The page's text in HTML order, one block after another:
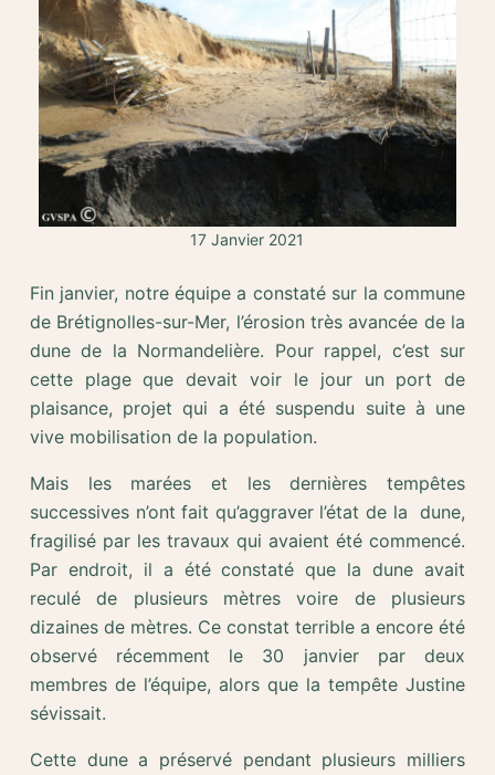
17 Janvier 2021
Fin janvier, notre équipe a constaté sur la commune
de Brétignolles-sur-Mer, l’érosion très avancée de la
dune de la Normandelière. Pour rappel, c’est sur
cette plage que devait voir le jour un port de
plaisance, projet qui a été suspendu suite à une
vive mobilisation de la population.
Mais les marées et les dernières tempêtes
successives n’ont fait qu’aggraver l’état de la dune,
fragilisé par les travaux qui avaient été commencé.
Par endroit, il a été constaté que la dune avait
reculé de plusieurs mètres voire de plusieurs
dizaines de mètres. Ce constat terrible a encore été
observé récemment le 30 janvier par deux
membres de l’équipe, alors que la tempête Justine
sévissait.
Cette dune a préservé pendant plusieurs milliers